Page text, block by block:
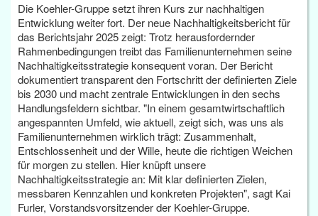
Die Koehler-Gruppe setzt ihren Kurs zur nachhaltigen
Entwicklung weiter fort. Der neue Nachhaltigkeitsbericht für
das Berichtsjahr 2025 zeigt: Trotz herausfordernder
Rahmenbedingungen treibt das Familienunternehmen seine
Nachhaltigkeitsstrategie konsequent voran. Der Bericht
dokumentiert transparent den Fortschritt der definierten Ziele
bis 2030 und macht zentrale Entwicklungen in den sechs
Handlungsfeldern sichtbar. "In einem gesamtwirtschaftlich
angespannten Umfeld, wie aktuell, zeigt sich, was uns als
Familienunternehmen wirklich trägt: Zusammenhalt,
Entschlossenheit und der Wille, heute die richtigen Weichen
für morgen zu stellen. Hier knüpft unsere
Nachhaltigkeitsstrategie an: Mit klar definierten Zielen,
messbaren Kennzahlen und konkreten Projekten", sagt Kai
Furler, Vorstandsvorsitzender der Koehler-Gruppe.